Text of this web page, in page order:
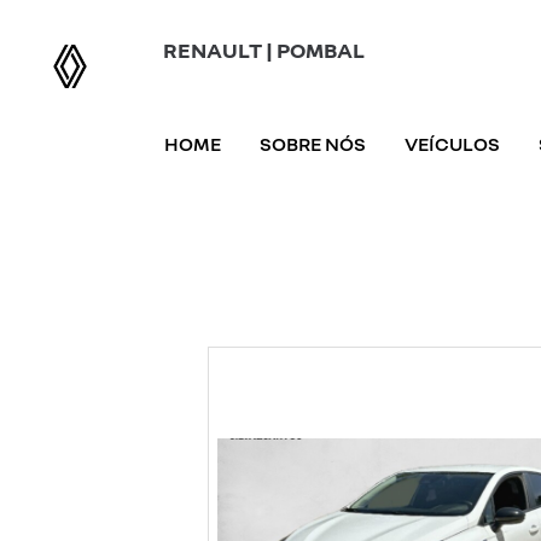
RENAULT | POMBAL
HOME SOBRE NÓS VEÍCULOS